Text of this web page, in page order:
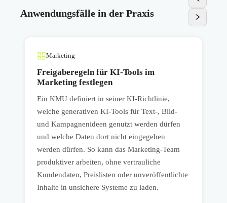
Anwendungsfälle in der Praxis
Marketing
Freigaberegeln für KI-Tools im
Marketing festlegen
Ein KMU definiert in seiner KI-Richtlinie,
welche generativen KI-Tools für Text-, Bild-
und Kampagnenideen genutzt werden dürfen
und welche Daten dort nicht eingegeben
werden dürfen. So kann das Marketing-Team
produktiver arbeiten, ohne vertrauliche
Kundendaten, Preislisten oder unveröffentlichte
Inhalte in unsichere Systeme zu laden.